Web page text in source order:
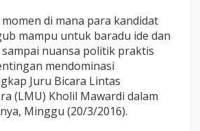
di mana para kandidat
mampu untuk baradu ide dan
sampai nuansa politik praktis
mendominasi
Juru Bicara Lintas
(LMU) Kholil Mawardi dalam
Minggu (20/3/2016).